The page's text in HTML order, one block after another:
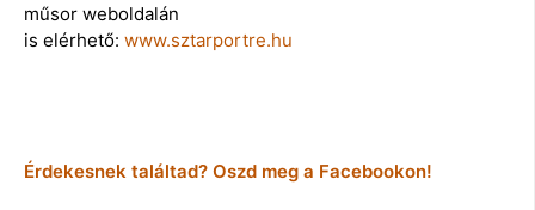
műsor weboldalán
is elérhető: www.sztarportre.hu
Érdekesnek találtad? Oszd meg a Facebookon!